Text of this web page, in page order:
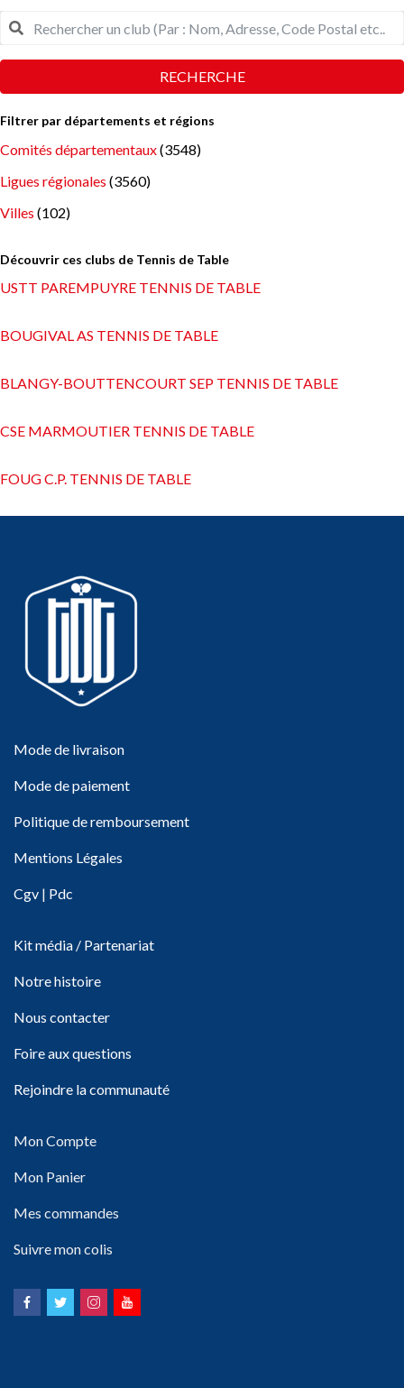
RECHERCHE
Filtrer par départements et régions
Comités départementaux(3548)
Ligues régionales (3560)
Villes (102)
Découvrir ces clubs de Tennis de Table
USTT PAREMPUYRE TENNIS DE TABLE
BOUGIVAL AS TENNIS DE TABLE
BLANGY-BOUTTENCOURT SEP TENNIS DE TABLE
CSE MARMOUTIER TENNIS DE TABLE
FOUG C.P. TENNIS DE TABLE
Mode de livraison
Mode de paiement
Politique de remboursement
Mentions Légales
Cgv | Pdc
Kit média / Partenariat
Notre histoire
Nous contacter
Foire aux questions
Rejoindre la communauté
Mon Compte
Mon Panier
Mes commandes
Suivre mon colis